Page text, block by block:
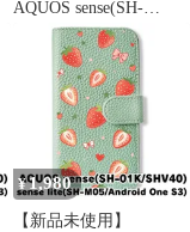
AQUOS sense(SH-
01K/SHV40) 手帳型ス
マホ ケース (色：サク
ラ×ペア総柄) 洋梨 ペア
ラフランス フルーツ 総
柄 かわいい 韓国 flip2-
sh01k-sakr-579
¥1,980
【新品未使用】